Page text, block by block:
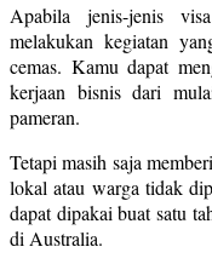
Apabila jenis-jenis
melakukan kegiatan
cemas. Kamu dapat
kerjaan bisnis dari
pameran.
Tetapi masih saja
lokal atau warga tidak
dapat dipakai buat satu
di Australia.